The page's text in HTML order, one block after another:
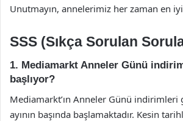
Unutmayın, annelerimiz her zaman en
SSS (Sıkça Sorulan
1. Mediamarkt Anneler Günü
başlıyor?
Mediamarkt’ın Anneler Günü indirimleri
ayının başında başlamaktadır. Kesin